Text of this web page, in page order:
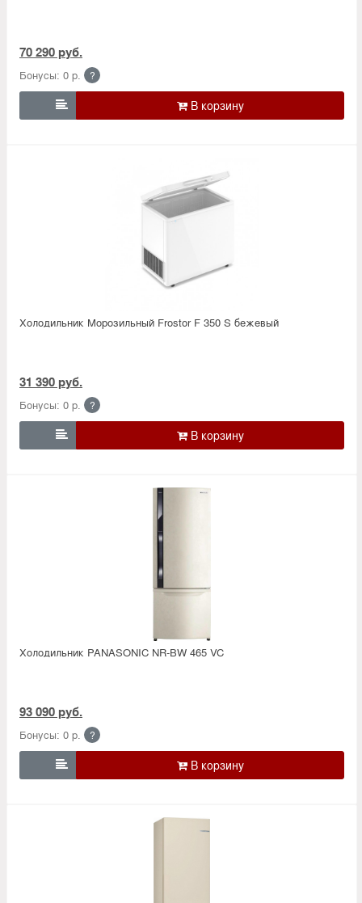
70 290 руб.
Бонусы: 0 р. ?

Холодильник Морозильный Frostor F 350 S бежевый
31 390 руб.
Бонусы: 0 р. ?

Холодильник PANASONIC NR-BW 465 VC
93 090 руб.
Бонусы: 0 р. ?
